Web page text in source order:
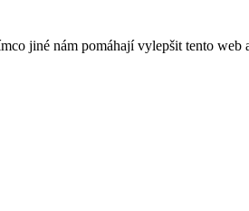
jiné nám pomáhají vylepšit tento